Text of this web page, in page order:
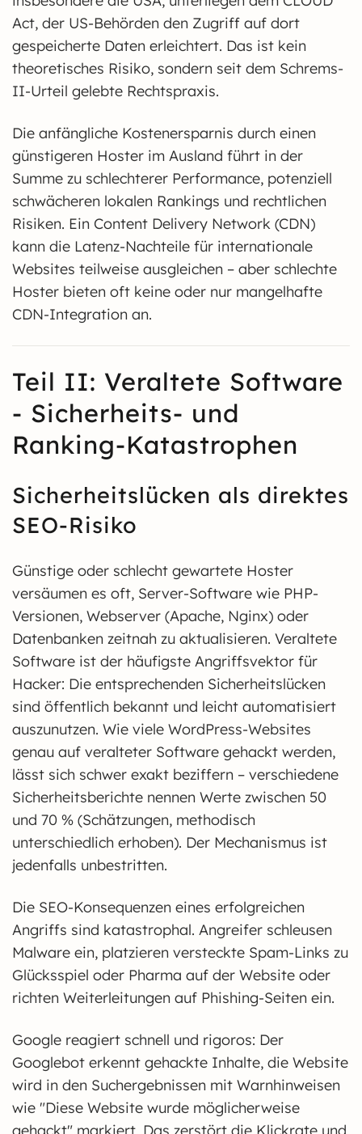
Act, der US-Behörden den Zugriff auf dort
gespeicherte Daten erleichtert. Das ist kein
theoretisches Risiko, sondern seit dem Schrems-
II-Urteil gelebte Rechtspraxis.
Die anfängliche Kostenersparnis durch einen
günstigeren Hoster im Ausland führt in der
Summe zu schlechterer Performance, potenziell
schwächeren lokalen Rankings und rechtlichen
Risiken. Ein Content Delivery Network (CDN)
kann die Latenz-Nachteile für internationale
Websites teilweise ausgleichen – aber schlechte
Hoster bieten oft keine oder nur mangelhafte
CDN-Integration an.
Teil II: Veraltete Software
- Sicherheits- und
Ranking-Katastrophen
Sicherheitslücken als direktes
SEO-Risiko
Günstige oder schlecht gewartete Hoster
versäumen es oft, Server-Software wie PHP-
Versionen, Webserver (Apache, Nginx) oder
Datenbanken zeitnah zu aktualisieren. Veraltete
Software ist der häufigste Angriffsvektor für
Hacker: Die entsprechenden Sicherheitslücken
sind öffentlich bekannt und leicht automatisiert
auszunutzen. Wie viele WordPress-Websites
genau auf veralteter Software gehackt werden,
lässt sich schwer exakt beziffern – verschiedene
Sicherheitsberichte nennen Werte zwischen 50
und 70 % (Schätzungen, methodisch
unterschiedlich erhoben). Der Mechanismus ist
jedenfalls unbestritten.
Die SEO-Konsequenzen eines erfolgreichen
Angriffs sind katastrophal. Angreifer schleusen
Malware ein, platzieren versteckte Spam-Links zu
Glücksspiel oder Pharma auf der Website oder
richten Weiterleitungen auf Phishing-Seiten ein.
Google reagiert schnell und rigoros: Der
Googlebot erkennt gehackte Inhalte, die Website
wird in den Suchergebnissen mit Warnhinweisen
wie "Diese Website wurde möglicherweise